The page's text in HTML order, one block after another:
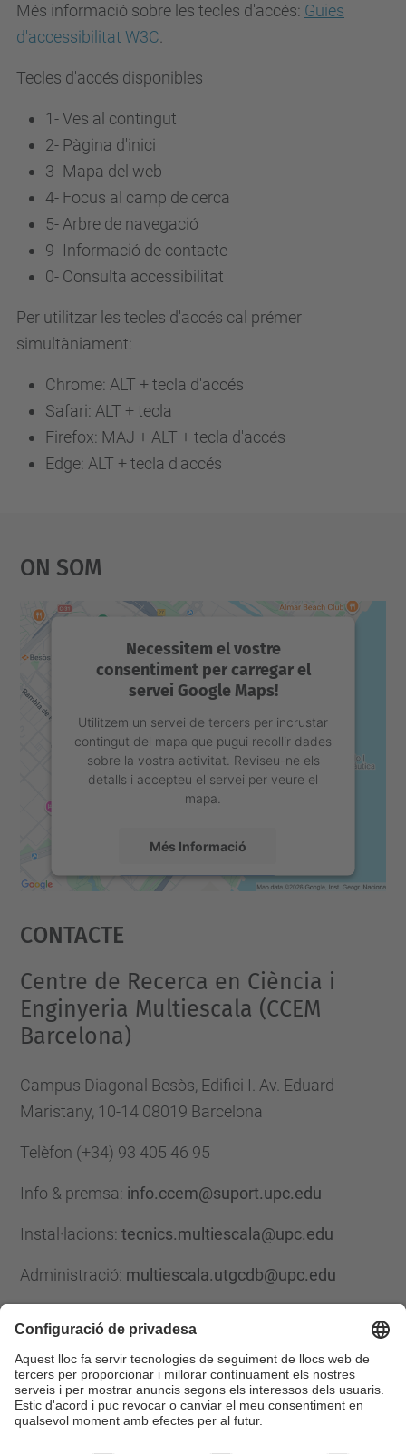
Més informació sobre les tecles d'accés: Guies
d'accessibilitat W3C
Tecles d'accés disponibles
1- Ves al contingut
2- Pàgina d'inici
3- Mapa del web
4- Focus al camp de cerca
5- Arbre de navegació
9- Informació de contacte
0- Consulta accessibilitat
Per utilitzar les tecles d'accés cal prémer
simultàniament:
Chrome: ALT + tecla d'accés
Safari: ALT + tecla
Firefox: MAJ + ALT + tecla d'accés
Edge: ALT + tecla d'accés
On Som
Necessitem el vostre
consentiment per carregar el
servei Google Maps!
Utilitzem un servei de tercers per incrustar
contingut del mapa que pugui recollir dades
sobre la vostra activitat. Reviseu-ne els
detalls i accepteu el servei per veure el
mapa.
Més Informació
powered by
Contacte
Centre de Recerca en Ciència i
Enginyeria Multiescala (CCEM
Barcelona)
Campus Diagonal Besòs, Edifici I. Av. Eduard
Maristany, 10-14 08019 Barcelona
Telèfon (+34) 93 405 46 95
Info & premsa: info.ccem@suport.upc.edu
Instal·lacions: tecnics.multiescala@upc.edu
Administració: multiescala.utgcdb@upc.edu
Llista Xarxes Socials